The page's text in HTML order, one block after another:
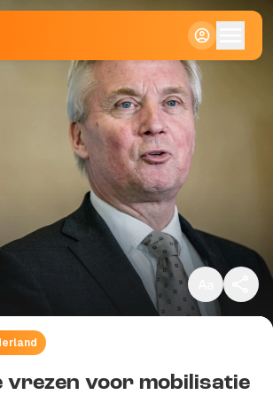
Klein
Standaard
Groot
vrezen voor mobilisatie